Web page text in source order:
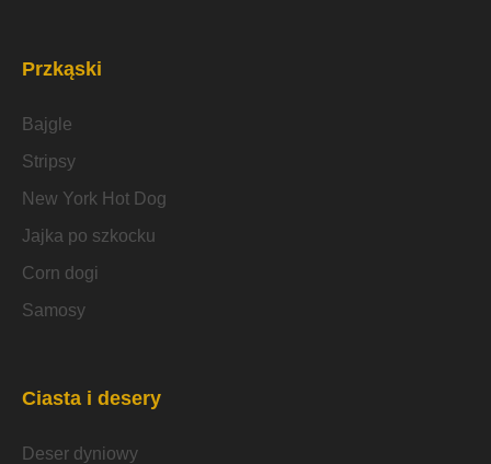
Przkąski
Bajgle
Stripsy
New York Hot Dog
Jajka po szkocku
Corn dogi
Samosy
Ciasta i desery
Deser dyniowy